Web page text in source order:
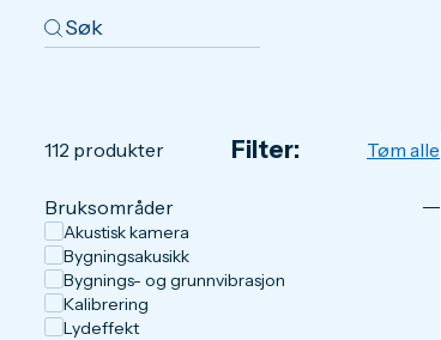
112 produkter Filter: Tøm alle
Bruksområder
Akustisk kamera
Bygningsakusikk
Bygnings- og grunnvibrasjon
Kalibrering
Lydeffekt